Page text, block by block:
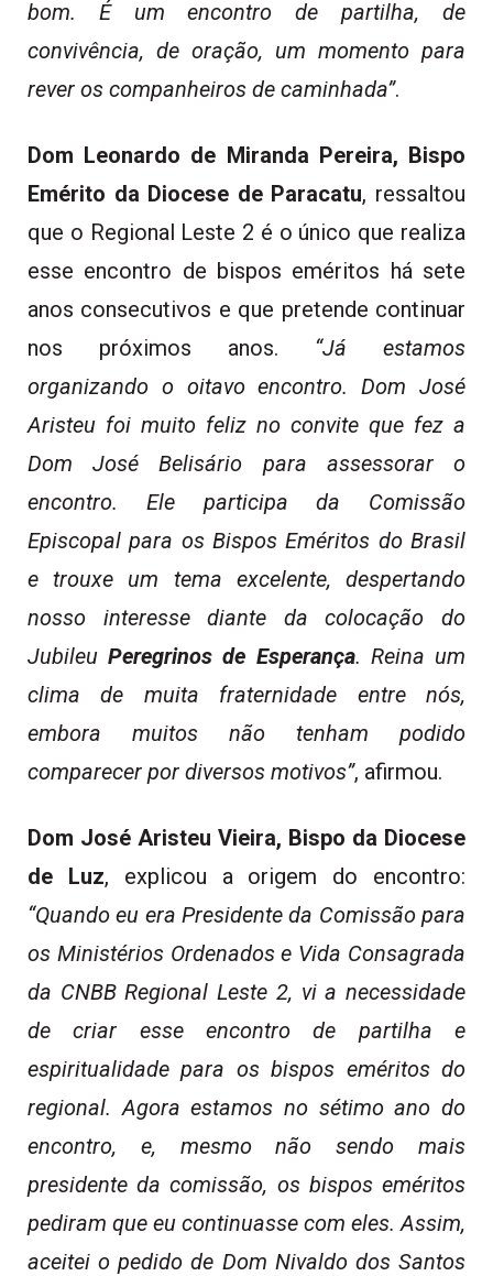
bom. É um encontro de partilha, de
convivência, de oração, um momento para
rever os companheiros de caminhada”.
Dom Leonardo de Miranda Pereira, Bispo
Emérito da Diocese de Paracatu, ressaltou
que o Regional Leste 2 é o único que realiza
esse encontro de bispos eméritos há sete
anos consecutivos e que pretende continuar
nos próximos anos. “Já estamos
organizando o oitavo encontro. Dom José
Aristeu foi muito feliz no convite que fez a
Dom José Belisário para assessorar o
encontro. Ele participa da Comissão
Episcopal para os Bispos Eméritos do Brasil
e trouxe um tema excelente, despertando
nosso interesse diante da colocação do
JubileuPeregrinos de Esperança. Reina um
clima de muita fraternidade entre nós,
embora muitos não tenham podido
comparecer por diversos motivos”, afirmou.
Dom José Aristeu Vieira, Bispo da Diocese
de Luz, explicou a origem do encontro:
“Quando eu era Presidente da Comissão para
os Ministérios Ordenados e Vida Consagrada
da CNBB Regional Leste 2, vi a necessidade
de criar esse encontro de partilha e
espiritualidade para os bispos eméritos do
regional. Agora estamos no sétimo ano do
encontro, e, mesmo não sendo mais
presidente da comissão, os bispos eméritos
pediram que eu continuasse com eles. Assim,
aceitei o pedido de Dom Nivaldo dos Santos